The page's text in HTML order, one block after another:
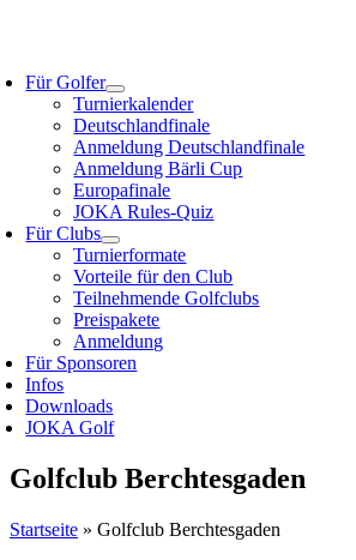
Für Golfer
Turnierkalender
Deutschlandfinale
Anmeldung Deutschlandfinale
Anmeldung Bärli Cup
Europafinale
JOKA Rules-Quiz
Für Clubs
Turnierformate
Vorteile für den Club
Teilnehmende Golfclubs
Preispakete
Anmeldung
Für Sponsoren
Infos
Downloads
JOKA Golf
Golfclub Berchtesgaden
Startseite » Golfclub Berchtesgaden